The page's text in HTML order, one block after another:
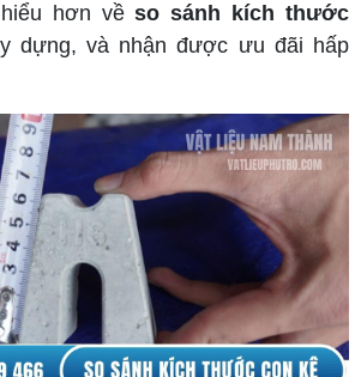
hơn vềso sánh kích thước
dựng, và nhận được ưu đãi hấp